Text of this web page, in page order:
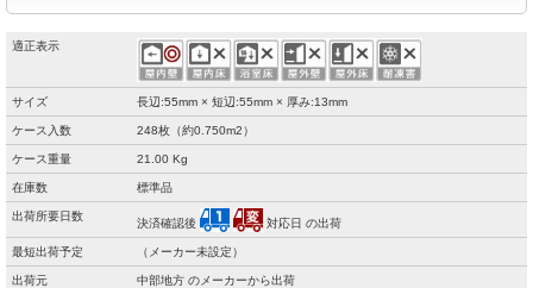
適正表示
サイズ 長辺:55mm × 短辺:55mm × 厚み:13mm
ケース入数 248枚（約0.750m2）
ケース重量 21.00 Kg
在庫数 標準品
出荷所要日数
決済確認後 対応日 の出荷
最短出荷予定 （メーカー未設定）
出荷元 中部地方 のメーカーから出荷